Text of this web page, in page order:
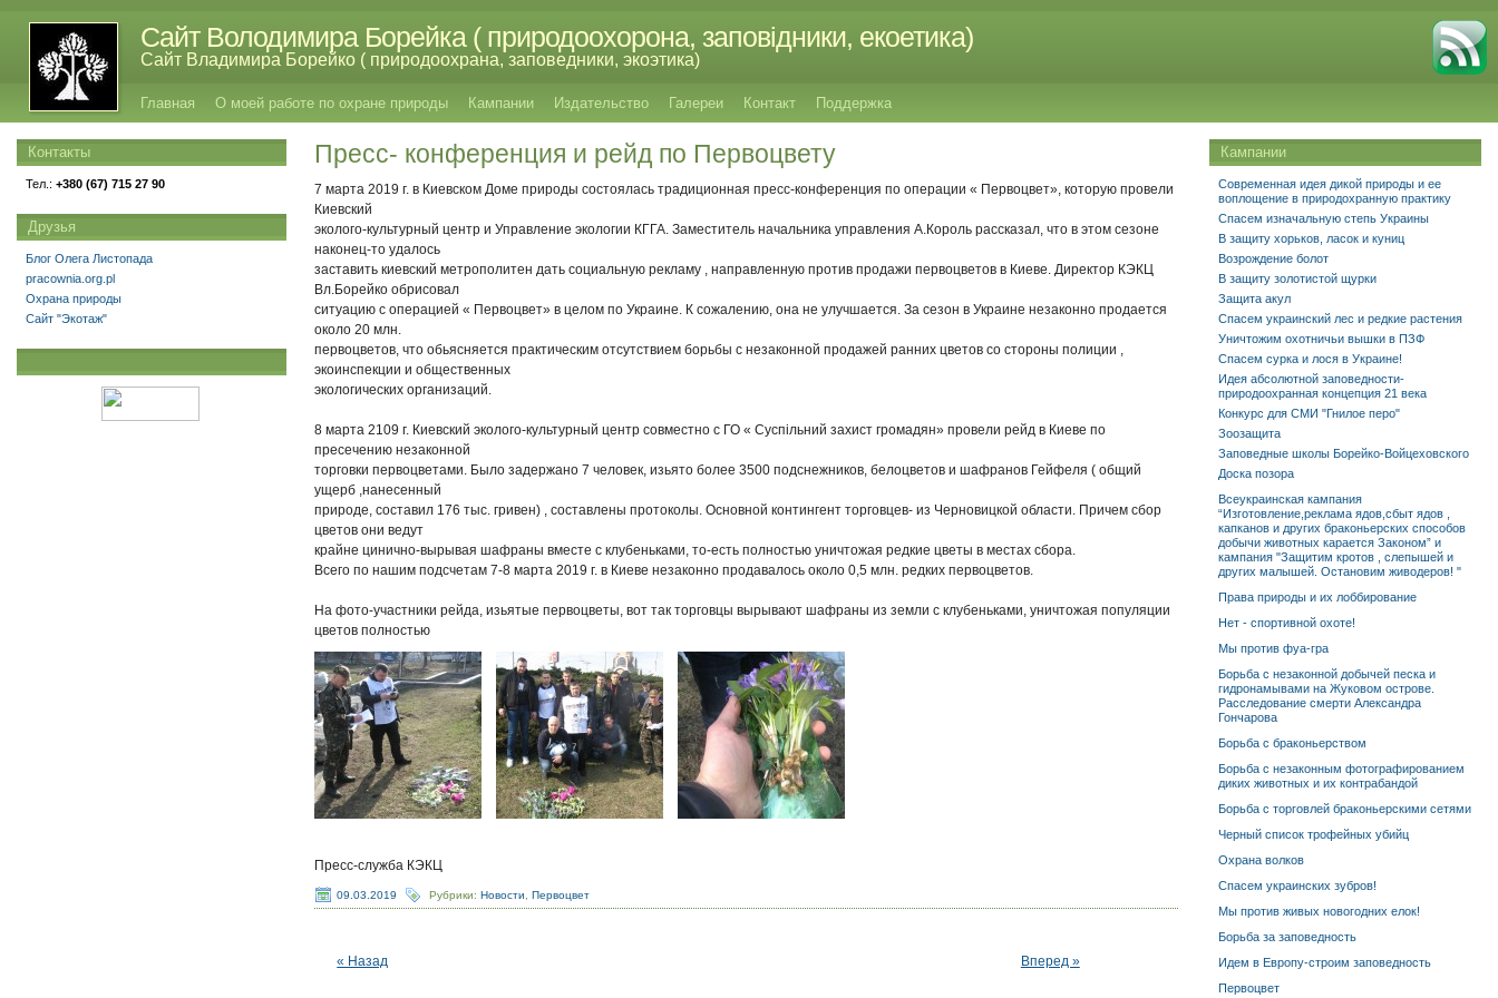
Сайт Володимира Борейка ( природоохорона, заповідники, екоетика)
Сайт Владимира Борейко ( природоохрана, заповедники, экоэтика)
Главная О моей работе по охране природы Кампании Издательство Галереи Контакт Поддержка
Пресс- конференция и рейд по Первоцвету
7 марта 2019 г. в Киевском Доме природы состоялась традиционнаяпресс-конференция по операции « Первоцвет», которую провели
Киевский
эколого-культурный центр и Управление экологии КГГА. Заместитель начальникауправления А.Король рассказал, что в этом сезоне
наконец-то удалось
заставить киевский метрополитен дать социальную рекламу , направленнуюпротив продажи первоцветов в Киеве. Директор КЭКЦ
Вл.Борейко обрисовал
ситуацию с операцией « Первоцвет» в целом по Украине. К сожалению, она неулучшается. За сезон в Украине незаконно продается
около 20 млн.
первоцветов, что обьясняется практическим отсутствием борьбы с незаконнойпродажей ранних цветов со стороны полиции ,
экоинспекции и общественных
экологических организаций.
8 марта 2109 г. Киевский эколого-культурный центр совместно с ГО «Суспільний захист громадян» провели рейд в Киеве по
пресечению незаконной
торговки первоцветами. Было задержано 7 человек, изьято более 3500подснежников, белоцветов и шафранов Гейфеля ( общий
ущерб ,нанесенный
природе, составил 176 тыс. гривен) , составлены протоколы. Основнойконтингент торговцев- из Черновицкой области. Причем сбор
цветов они ведут
крайне цинично-вырывая шафраны вместе с клубеньками, то-есть полностьюуничтожая редкие цветы в местах сбора.
Всего по нашим подсчетам 7-8 марта 2019 г. в Киеве незаконно продавалосьоколо 0,5 млн. редких первоцветов.
На фото-участники рейда, изьятые первоцветы, вот так торговцы вырываютшафраны из земли с клубеньками, уничтожая популяции
цветов полностью
Пресс-служба КЭКЦ
09.03.2019 Рубрики:Новости ,Первоцвет
« Назад Вперед »
Кампании
Современная идея дикой природы и ее
воплощение в природохранную практику
Спасем изначальную степь Украины
В защиту хорьков, ласок и куниц
Возрождение болот
В защиту золотистой щурки
Защита акул
Спасем украинский лес и редкие растения
Уничтожим охотничьи вышки в ПЗФ
Спасем сурка и лося в Украине!
Идея абсолютной заповедности-
природоохранная концепция 21 века
Конкурс для СМИ "Гнилое перо"
Зоозащита
Заповедные школы Борейко-Войцеховского
Доска позора
Всеукраинская кампания
“Изготовление,реклама ядов,сбыт ядов ,
капканов и других браконьерских способов
добычи животных карается Законом” и
кампания "Защитим кротов , слепышей и
других малышей. Остановим живодеров! "
Права природы и их лоббирование
Нет - спортивной охоте!
Мы против фуа-гра
Борьба с незаконной добычей песка и
гидронамывами на Жуковом острове.
Расследование смерти Александра
Гончарова
Борьба с браконьерством
Борьба с незаконным фотографированием
диких животных и их контрабандой
Борьба с торговлей браконьерскими сетями
Черный список трофейных убийц
Охрана волков
Спасем украинских зубров!
Мы против живых новогодних елок!
Борьба за заповедность
Идем в Европу-строим заповедность
Первоцвет
Контакты
Тел.: +380 (67) 715 27 90
Друзья
Блог Олега Листопада
pracownia.org.pl
Охрана природы
Сайт "Экотаж"